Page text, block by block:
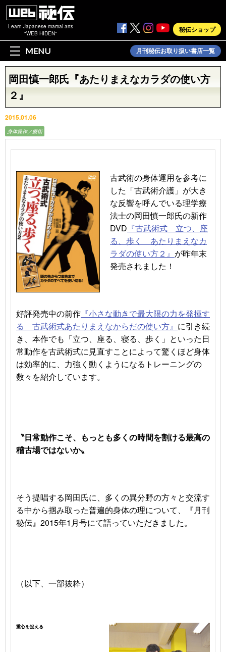
Learn Japanese martial arts
"WEB HIDEN"
秘伝ショップ
MENU 月刊秘伝お取り扱い書店一覧
岡田慎一郎氏『あたりまえなカラダの使い方
２』
2015.01.06
身体操作／療術
古武術の身体運用を参考に
した「古武術介護」が大き
な反響を呼んでいる理学療
法士の岡田慎一郎氏の新作
DVD 『古武術式 立つ、座
る、歩く あたりまえなカ
ラダの使い方２』 が昨年末
発売されました！
好評発売中の前作 『小さな動きで最大限の力を発揮す
る 古武術式あたりまえなからだの使い方』 に引き続
き、本作でも「立つ、座る、寝る、歩く」といった日
常動作を古武術式に見直すことによって驚くほど身体
は効率的に、力強く動くようになるトレーニングの
数々を紹介しています。
〝日常動作こそ、 もっとも多くの時間を割ける最高の
稽古場ではないか〟
そう提唱する岡田氏に、多くの異分野の方々と交流す
る中から掴み取った普遍的身体の理について、『月刊
秘伝』2015年1月号にて語っていただきました。
（以下、一部抜粋）
重心を捉える